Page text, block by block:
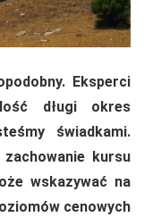
Eksperci
długi okres
świadkami.
kursu
wskazywać na
cenowych